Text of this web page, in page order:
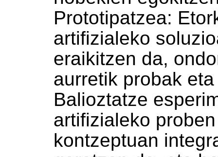
Prototipatzea:
artifizialeko
eraikitzen da,
aurretik probak
Balioztatze
artifizialeko
kontzeptuan